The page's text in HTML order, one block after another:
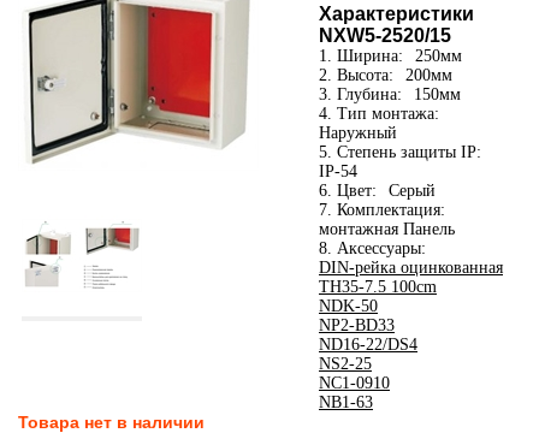
Характеристики
NXW5-2520/15
1. Ширина:
250мм
2. Высота:
200мм
3. Глубина:
150мм
4. Тип монтажа:
Наружный
5. Степень защиты IP:
IP-54
6. Цвет:
Серый
7. Комплектация:
монтажная Панель
8. Аксессуары:
DIN-рейка оцинкованная
TH35-7.5 100cm
NDK-50
NP2-BD33
ND16-22/DS4
NS2-25
NC1-0910
NB1-63
Товара нет в наличии